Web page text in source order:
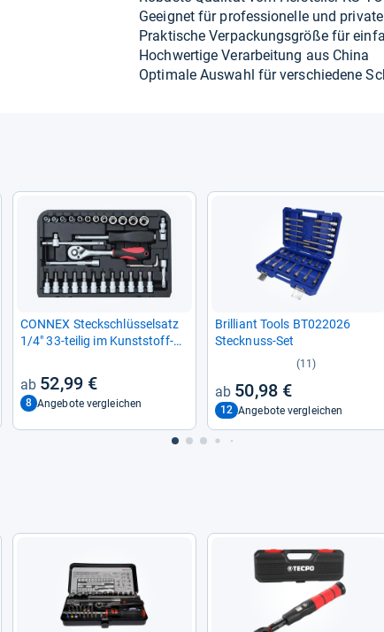
Geeig­net für pro­fes­sio­nelle und
Prak­ti­sche Ver­pa­ckungs­größe für
Hoch­wer­tige Ver­ar­bei­tung aus China
Opti­male Aus­wahl für ver­schie­dene
CONNEX Steck­schlüs­sel­satz
1/4" 33-​tei­lig im Kunst­stoff-​
52,99 €
8 Angebote vergleichen
Bril­li­ant Tools BT022026
Steck­nuss-​Set
(11)
50,98 €
12 Angebote vergleichen